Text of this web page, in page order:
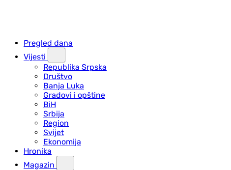
Pregled dana
Vijesti
Republika Srpska
Društvo
Banja Luka
Gradovi i opštine
BiH
Srbija
Region
Svijet
Ekonomija
Hronika
Magazin